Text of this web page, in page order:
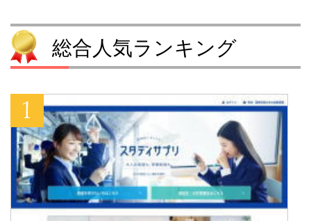
総合人気ランキング